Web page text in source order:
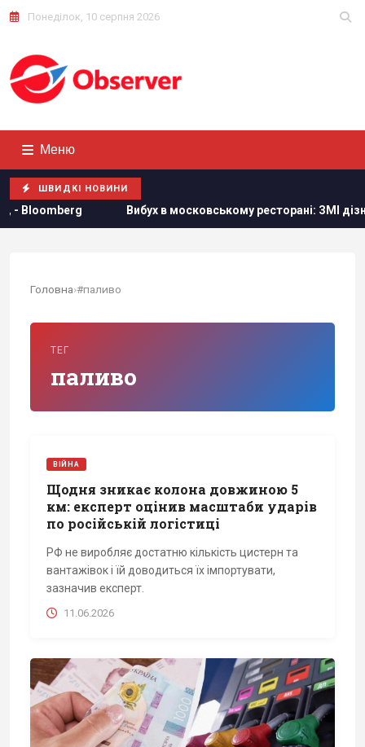
Понеділок, 10 серпня 2026
Меню
ШВИДКІ НОВИНИ
Вибух в московському ресторані: ЗМІ дізналися
Головна›#паливо
ТЕГ
паливо
ВІЙНА
Щодня зникає колона довжиною 5
км: експерт оцінив масштаби ударів
по російській логістиці
РФ не виробляє достатню кількість цистерн та
вантажівок і їй доводиться їх імпортувати,
зазначив експерт.
11.06.2026